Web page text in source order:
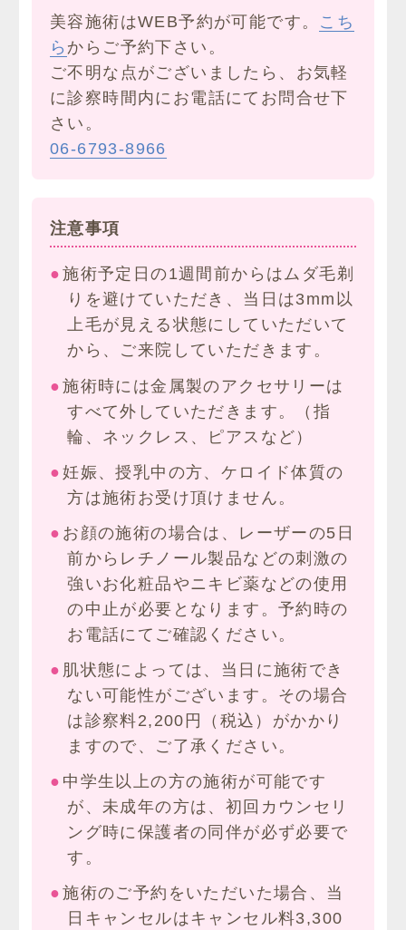
美容施術はWEB予約が可能です。 こち
ら からご予約下さい。
ご不明な点がございましたら、お気軽
に診察時間内にお電話にてお問合せ下
さい。
06-6793-8966
注意事項
施術予定日の1週間前からはムダ毛剃
りを避けていただき、当日は3mm以
上毛が見える状態にしていただいて
から、ご来院していただきます。
施術時には金属製のアクセサリーは
すべて外していただきます。（指
輪、ネックレス、ピアスなど）
妊娠、授乳中の方、ケロイド体質の
方は施術お受け頂けません。
お顔の施術の場合は、レーザーの5日
前からレチノール製品などの刺激の
強いお化粧品やニキビ薬などの使用
の中止が必要となります。予約時の
お電話にてご確認ください。
肌状態によっては、当日に施術でき
ない可能性がございます。その場合
は診察料2,200円（税込）がかかり
ますので、ご了承ください。
中学生以上の方の施術が可能です
が、未成年の方は、初回カウンセリ
ング時に保護者の同伴が必ず必要で
す。
施術のご予約をいただいた場合、当
日キャンセルはキャンセル料3,300